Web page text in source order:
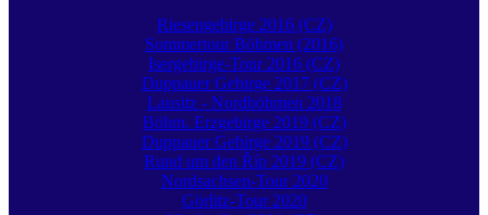
Riesengebirge 2016 (CZ)
Sommertour Böhmen (2016)
Isergebirge-Tour 2016 (CZ)
Duppauer Gebirge 2017 (CZ)
Lausitz - Nordböhmen 2018
Böhm. Erzgebirge 2019 (CZ)
Duppauer Gebirge 2019 (CZ)
Rund um den Říp 2019 (CZ)
Nordsachsen-Tour 2020
Görlitz-Tour 2020